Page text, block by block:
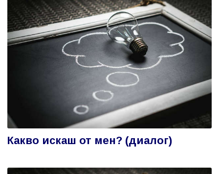
Какво искаш от мен? (диалог)